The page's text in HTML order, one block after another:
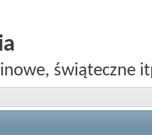
świąteczne